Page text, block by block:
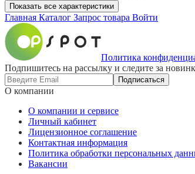
Показать все характеристики
Главная Каталог Запрос товара Войти
Политика
Подпишитесь на рассылку и следите за
Подписаться
О компании
О компании и сервисе
Личный кабинет
Лицензионное соглашение
Контактная информация
Политика обработки персональных
Вакансии